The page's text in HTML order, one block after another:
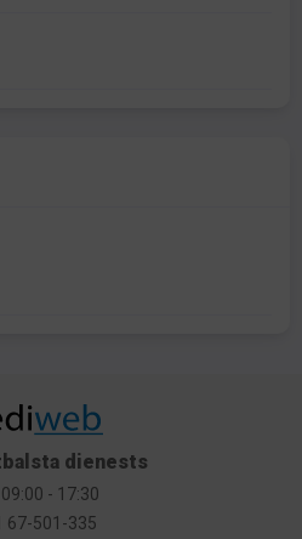
dienests
09:00 - 17:30
67-501-335